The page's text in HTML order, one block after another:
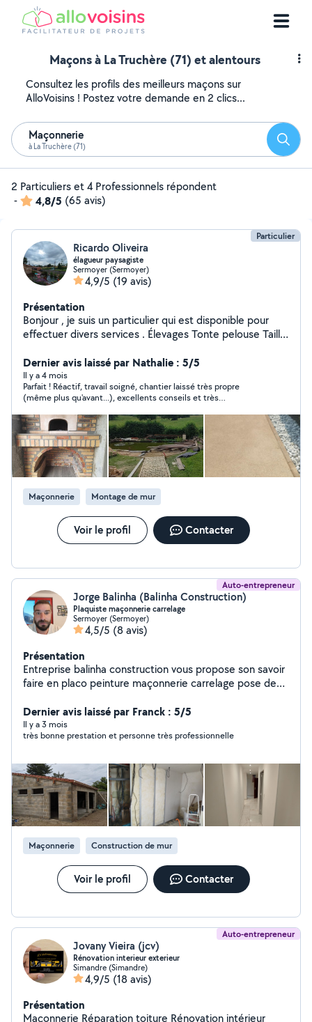
Maçons à La Truchère (71) et alentours
Consultez les profils des meilleurs maçons sur
AlloVoisins ! Postez votre demande en 2 clics...
Maçonnerie
à La Truchère (71)
2 Particuliers et 4 Professionnels répondent
-
4,8/5 (65 avis)
Particulier
Ricardo Oliveira
élagueur paysagiste
Sermoyer (Sermoyer)
4,9/5 (19 avis)
Présentation
Bonjour , je suis un particulier qui est disponible pour
effectuer divers services . Élevages Tonte pelouse Taille
Création de bassins Entretien de piscines Petits travaux
de peinture Installation de clôtures Et divers autres
services . J'effectue uniquement des travaux que je
maîtrise , me déplace avec l'outillage nécessaire . Je
suis aussi joignable directement par téléphone . Zéro six
,quarante six ,quatre vingt un ,quarante cinq , zéro zéro.
Merci
Dernier avis laissé par Nathalie : 5/5
Il y a 4 mois
Parfait ! Réactif, travail soigné, chantier laissé très propre
(même plus qu'avant...), excellents conseils et très
Maçonnerie Montage de mur
Voir le profil Contacter
Auto-entrepreneur
Jorge Balinha (Balinha Construction)
Plaquiste maçonnerie carrelage
Sermoyer (Sermoyer)
4,5/5 (8 avis)
Présentation
Entreprise balinha construction vous propose son savoir
faire en placo peinture maçonnerie carrelage pose de
Dernier avis laissé par Franck : 5/5
Il y a 3 mois
très bonne prestation et personne très professionnelle
Maçonnerie Construction de mur
Voir le profil Contacter
Auto-entrepreneur
Jovany Vieira (jcv)
Rénovation interieur exterieur
Simandre (Simandre)
4,9/5 (18 avis)
Présentation
Maçonnerie Réparation toiture Rénovation intérieur